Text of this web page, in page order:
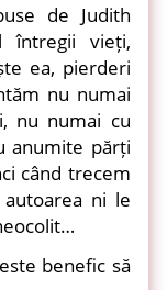
de Judith
întregii vieți,
ea, pierderi
nu numai
nu numai cu
anumite părți
când trecem
ni le
benefic să